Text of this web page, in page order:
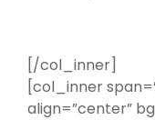
[/col_inner]
[col_inner
align=”center”